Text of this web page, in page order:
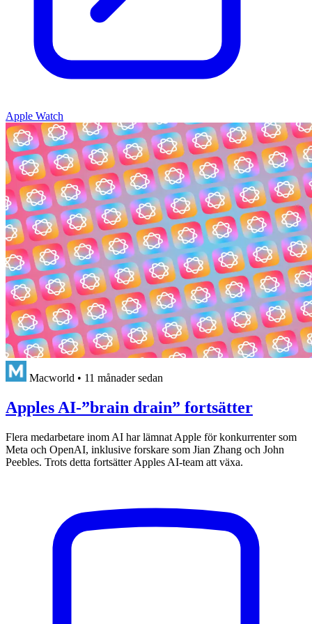
Apple Watch
Macworld • 11 månader sedan
Apples AI-”brain drain” fortsätter
Flera medarbetare inom AI har lämnat Apple för konkurrenter som
Meta och OpenAI, inklusive forskare som Jian Zhang och John
Peebles. Trots detta fortsätter Apples AI-team att växa.